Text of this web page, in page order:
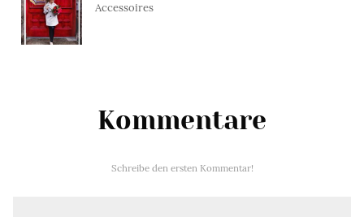
Accessoires
Kommentare
Schreibe den ersten Kommentar!